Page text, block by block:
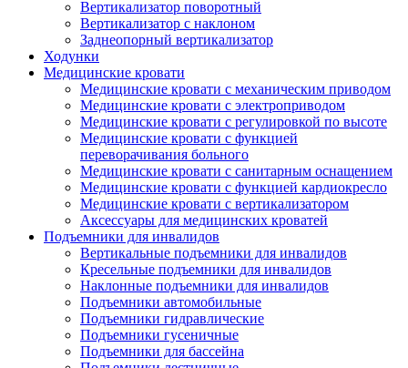
Вертикализатор поворотный
Вертикализатор с наклоном
Заднеопорный вертикализатор
Ходунки
Медицинские кровати
Медицинские кровати с механическим приводом
Медицинские кровати с электроприводом
Медицинские кровати с регулировкой по высоте
Медицинские кровати с функцией
переворачивания больного
Медицинские кровати с санитарным оснащением
Медицинские кровати с функцией кардиокресло
Медицинские кровати с вертикализатором
Аксессуары для медицинских кроватей
Подъемники для инвалидов
Вертикальные подъемники для инвалидов
Кресельные подъемники для инвалидов
Наклонные подъемники для инвалидов
Подъемники автомобильные
Подъемники гидравлические
Подъемники гусеничные
Подъемники для бассейна